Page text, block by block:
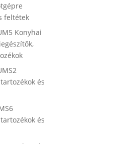
feltétek
Konyhai
és
és